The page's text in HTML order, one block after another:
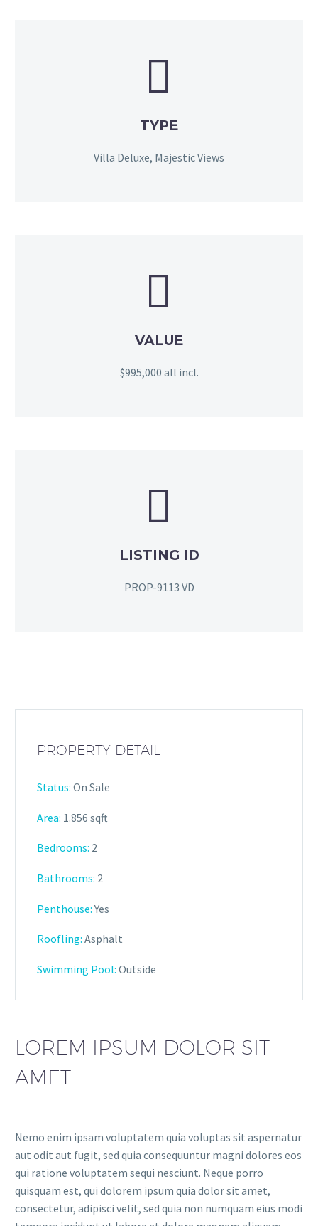


TYPE
Villa Deluxe, Majestic Views


VALUE
$995,000 all incl.


LISTING ID
PROP-9113 VD
PROPERTY DETAIL
Status: On Sale
Area: 1.856 sqft
Bedrooms: 2
Bathrooms: 2
Penthouse:Yes
Roofling: Asphalt
Swimming Pool: Outside
LOREM IPSUM DOLOR SIT
AMET
Nemo enim ipsam voluptatem quia voluptas sit aspernatur
aut odit aut fugit, sed quia consequuntur magni dolores eos
qui ratione voluptatem sequi nesciunt. Neque porro
quisquam est, qui dolorem ipsum quia dolor sit amet,
consectetur, adipisci velit, sed quia non numquam eius modi